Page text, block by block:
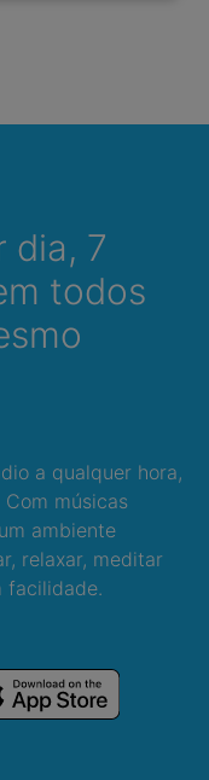
dia, 7
todos
a qualquer hora,
músicas
ambiente
relaxar, meditar
facilidade.